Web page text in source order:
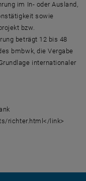
im In- oder Ausland,
sowie
bzw.
beträgt 12 bis 48
bmbwk, die Vergabe
internationaler
richter.html</link>